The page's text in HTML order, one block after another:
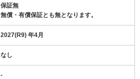
保証無
無償・有償保証とも無となります。
2027(R9) 年4月
なし
-